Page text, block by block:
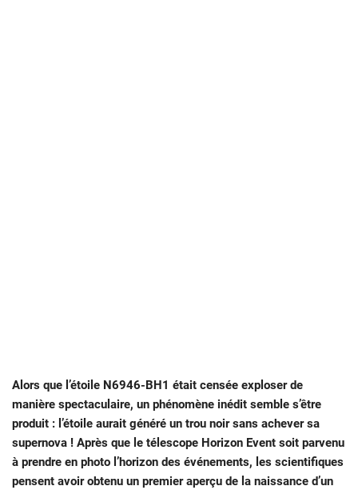
Alors que l’étoile N6946-BH1 était censée exploser de
manière spectaculaire, un phénomène inédit semble s’être
produit : l’étoile aurait généré un trou noir sans achever sa
supernova ! Après que le télescope Horizon Event soit parvenu
à prendre en photo l’horizon des événements, les scientifiques
pensent avoir obtenu un premier aperçu de la naissance d’un